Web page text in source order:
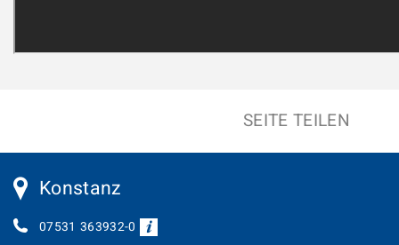
SEITE TEILEN
Konstanz
07531 363932-0